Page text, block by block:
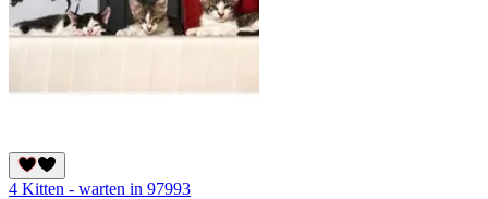
4 Kitten - warten in 97993